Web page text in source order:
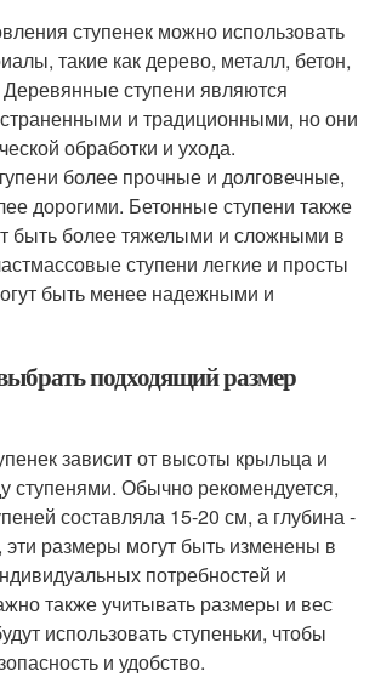
ступенек можно использовать
такие как дерево, металл, бетон,
Деревянные ступени являются
и традиционными, но они
обработки и ухода.
более прочные и долговечные,
дорогими. Бетонные ступени также
быть более тяжелыми и сложными в
ступени легкие и просты
быть менее надежными и
подходящий размер
зависит от высоты крыльца и
ступенями. Обычно рекомендуется,
составляла 15-20 см, а глубина -
размеры могут быть изменены в
потребностей и
также учитывать размеры и вес
использовать ступеньки, чтобы
и удобство.